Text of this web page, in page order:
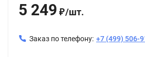
5 249 ₽/шт.
Заказ по телефону: +7 (499) 506-